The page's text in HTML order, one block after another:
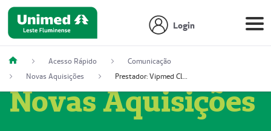
Login
Acesso Rápido
Comunicação
Novas Aquisições
Prestador: Vipmed Clínica Geral Ltda, 51004349-0 (Nome Fantasia: Policlínica Master)
Novas Aquisições